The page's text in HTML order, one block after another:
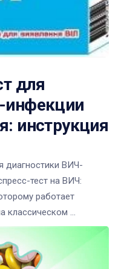
для
инфекции
инструкция
диагностики ВИЧ-
тест на ВИЧ:
работает
классическом ...